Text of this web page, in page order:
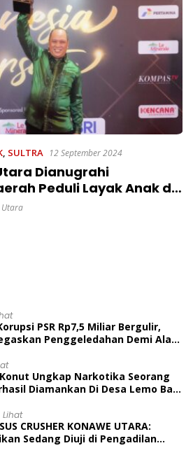
, SULTRA 12 September 2024
Dianugrahi
Peduli Layak Anak di
TV
Utara
PSR Rp7,5 Miliar Bergulir,
Penggeledahan Demi Alat
Ungkap Narkotika Seorang
Diamankan Di Desa Lemo Bajo
Lihat
CRUSHER KONAWE UTARA:
Sedang Diuji di Pengadilan